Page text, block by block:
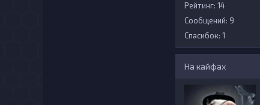
Рейтинг: 14
Сообщений: 9
Спасибок: 1
На кайфах